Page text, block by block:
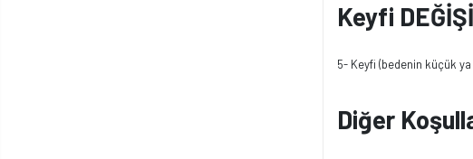
Keyfi
5- Keyfi (bedenin küçük ya
Diğer